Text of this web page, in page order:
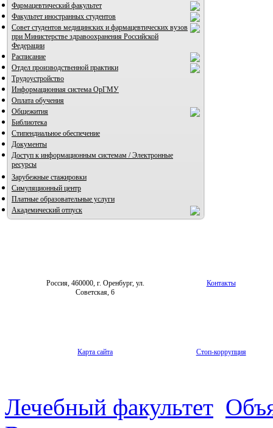
Фармацевтический факультет
Факультет иностранных студентов
Совет студентов медицинских и фармацевтических вузов
при Министерстве здравоохранения Российской
Федерации
Расписание
Отдел производственной практики
Трудоустройство
Информационная система ОрГМУ
Оплата обучения
Общежития
Библиотека
Стипендиальное обеспечение
Документы
Доступ к информационным системам / Электронные
ресурсы
Зарубежные стажировки
Симуляционный центр
Платные образовательные услуги
Академический отпуск
Россия, 460000, г. Оренбург, ул.
Советская, 6
Контакты
Карта сайта Стоп-коррупция
Лечебный факультет